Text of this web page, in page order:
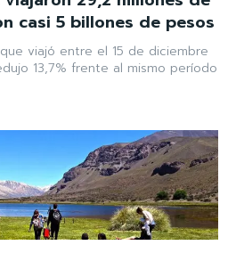
casi 5 billones de pesos
viajó entre el 15 de diciembre
13,7% frente al mismo período